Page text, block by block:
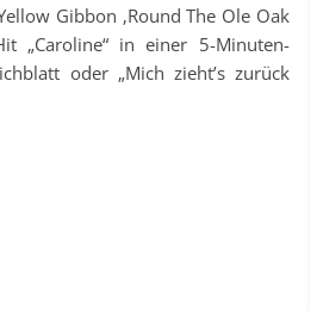
Gibbon ‚Round The Ole Oak
„Caroline“ in einer 5-Minuten-
oder „Mich zieht’s zurück